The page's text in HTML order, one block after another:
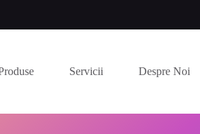
Servicii Despre Noi